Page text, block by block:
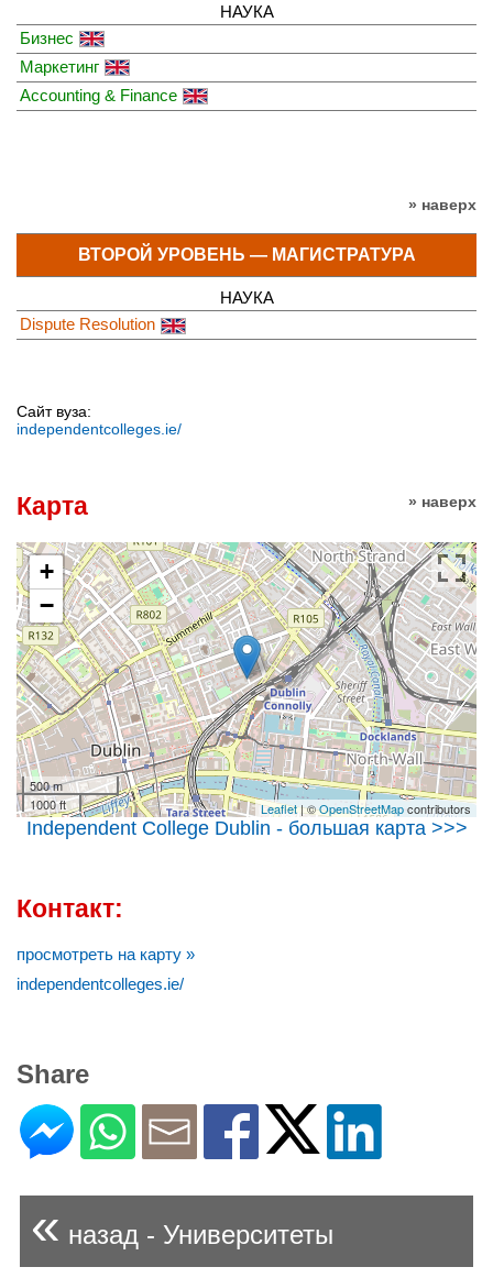
НАУКА
Бизнес
Маркетинг
Accounting & Finance
» наверх
ВТОРОЙ УРОВЕНЬ — МАГИСТРАТУРА
НАУКА
Dispute Resolution
Сайт вуза:
independentcolleges.ie/
» наверх
Карта
+
−
500 m
1000 ft
Leaflet| ©OpenStreetMapcontributors
Independent College Dublin - большая карта >>>
Контакт:
просмотреть на карту »
independentcolleges.ie/
Share
« назад - Университеты